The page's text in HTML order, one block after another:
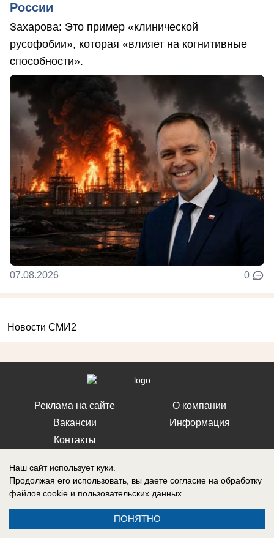
России
Захарова: Это пример «клинической
русофобии», которая «влияет на когнитивные
способности».
07.08.2026 0
Новости СМИ2
Реклама на сайте
Вакансии
Контакты
О компании
Информация
Федеральной службой по надзору в сфере связи, информационных
технологий и массовых коммуникаций (Роскомнадзор) 19 июля 2019 г.
Наш сайт использует куки.
Продолжая его использовать, вы даете согласие на обработку
файлов cookie и пользовательских данных.
ПОНЯТНО